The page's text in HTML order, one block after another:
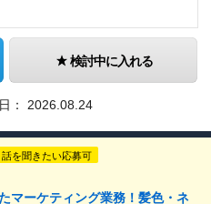
検討中に入れる
： 2026.08.24
話を聞きたい応募可
マーケティング業務！髪色・ネ